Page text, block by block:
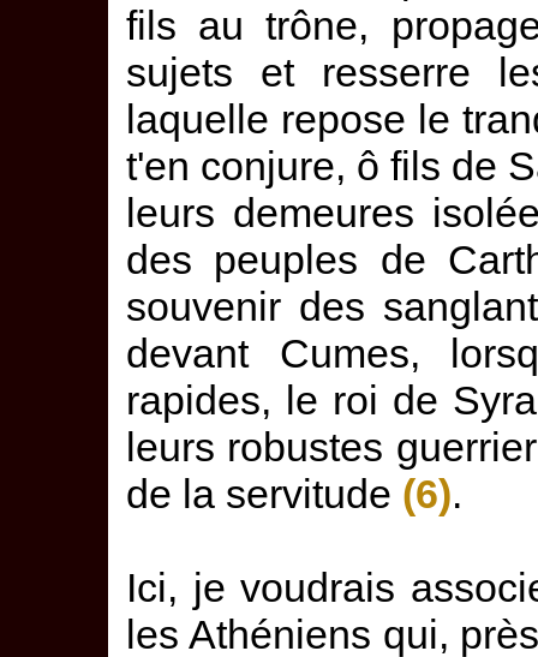
fils au trône,
sujets et resserre
laquelle repose le
t'en conjure, ô fils de
leurs demeures
des peuples de
souvenir des
devant Cumes,
rapides, le roi de
leurs robustes
de la servitude (6).
Ici, je voudrais
les Athéniens qui,